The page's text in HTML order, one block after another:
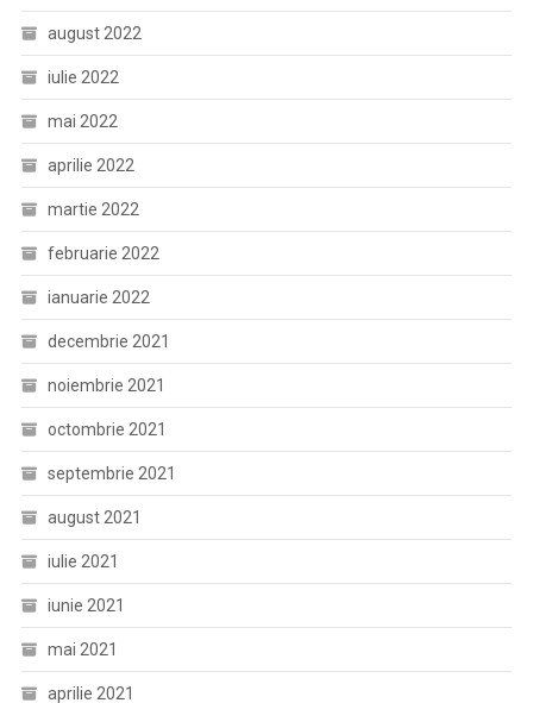
august 2022
iulie 2022
mai 2022
aprilie 2022
martie 2022
februarie 2022
ianuarie 2022
decembrie 2021
noiembrie 2021
octombrie 2021
septembrie 2021
august 2021
iulie 2021
iunie 2021
mai 2021
aprilie 2021